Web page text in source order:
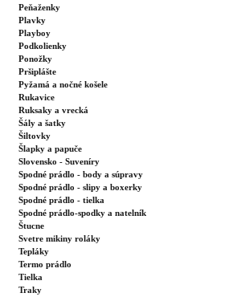
Peňaženky
Plavky
Playboy
Podkolienky
Ponožky
Pršiplášte
Pyžamá a nočné košele
Rukavice
Ruksaky a vrecká
Šály a šatky
Šiltovky
Šlapky a papuče
Slovensko - Suveníry
Spodné prádlo - body a súpravy
Spodné prádlo - slipy a boxerky
Spodné prádlo - tielka
Spodné prádlo-spodky a natelník
Štucne
Svetre mikiny roláky
Tepláky
Termo prádlo
Tielka
Traky